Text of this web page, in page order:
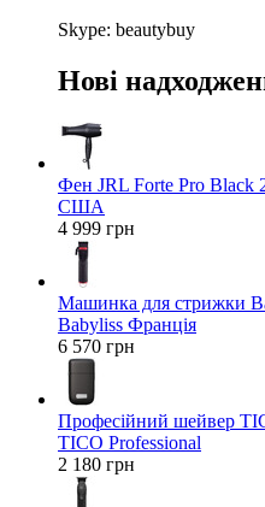
Skype: beautybuy
Нові
Фен JRL Forte Pro Black
США
4 999 грн
Машинка для стрижки
Babyliss Франція
6 570 грн
Професійний шейвер
TICO Professional
2 180 грн